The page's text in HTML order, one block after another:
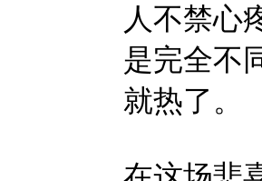
人不禁心
是完全不
就热了。